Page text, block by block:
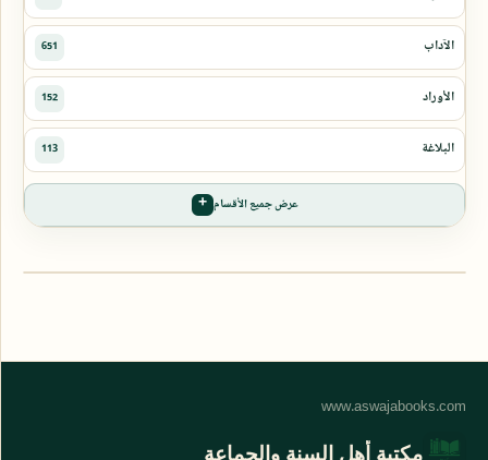
عرض جميع الأقسام
مكتبة أهل السنة والجماعة